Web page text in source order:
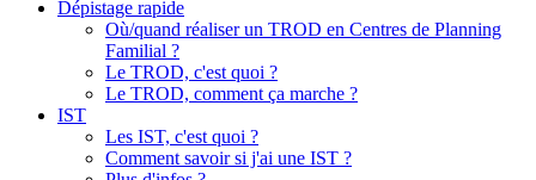
Dépistage rapide
Où/quand réaliser un TROD en Centres de Planning
Familial ?
Le TROD, c'est quoi ?
Le TROD, comment ça marche ?
IST
Les IST, c'est quoi ?
Comment savoir si j'ai une IST ?